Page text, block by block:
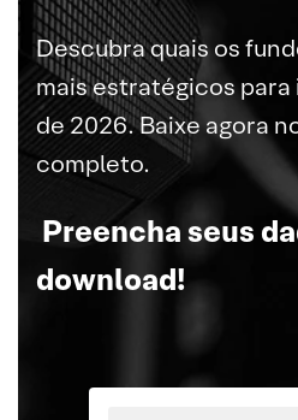
Descubra quais os
mais estratégicos
de 2026. Baixe agora
completo.
Preencha seus
download!